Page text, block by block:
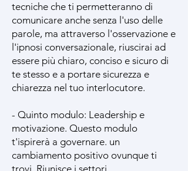
tecniche che ti permetteranno di
comunicare anche senza l'uso delle
parole, ma attraverso l'osservazione e
l'ipnosi conversazionale, riuscirai ad
essere più chiaro, conciso e sicuro di
te stesso e a portare sicurezza e
chiarezza nel tuo interlocutore.
- Quinto modulo: Leadership e
motivazione. Questo modulo
t'ispirerà a governare. un
cambiamento positivo ovunque ti
trovi. Riunisce i settori